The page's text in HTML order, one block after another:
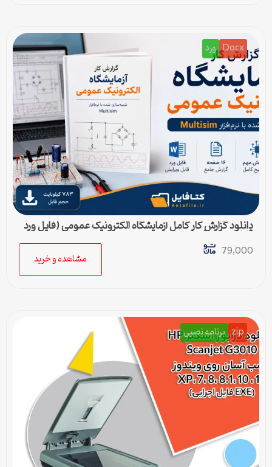
Docx ورد
دانلود گزارش کار کامل آزمایشگاه الکترونیک عمومی (فایل ورد
قابل ویرایش)
79,000
مشاهده و خرید
zip برنامه نصبی